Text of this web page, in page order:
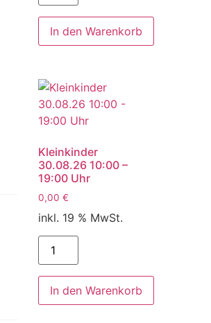
In den Warenkorb
Kleinkinder
30.08.26 10:00 –
19:00 Uhr
0,00 €
inkl. 19 % MwSt.
In den Warenkorb